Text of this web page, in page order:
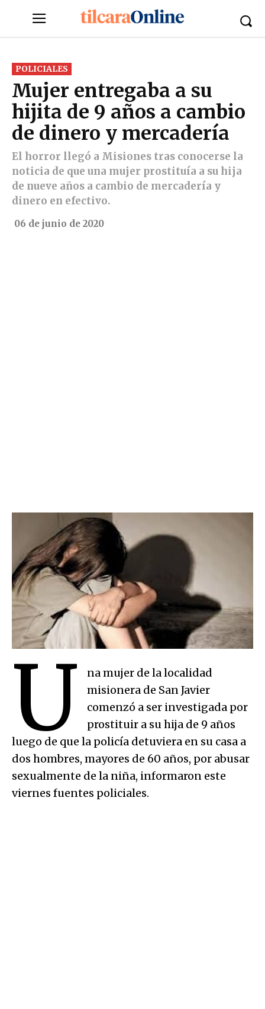
POLICIALES
Mujer entregaba a su
hijita de 9 años a cambio
de dinero y mercadería
El horror llegó a Misiones tras conocerse la
noticia de que una mujer prostituía a su hija
de nueve años a cambio de mercadería y
dinero en efectivo.
06 de junio de 2020
U
na mujer de la localidad
misionera de San Javier
comenzó a ser investigada por
prostituir a su hija de 9 años
luego de que la policía detuviera en su casa a
dos hombres, mayores de 60 años, por abusar
sexualmente de la niña, informaron este
viernes fuentes policiales.